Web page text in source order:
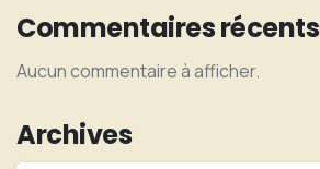
Commentaires récents
Aucun commentaire à afficher.
Archives